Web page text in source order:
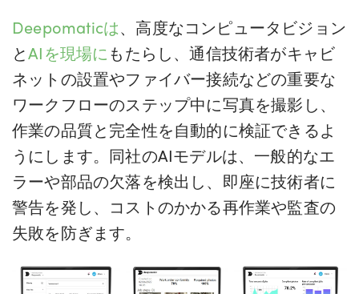
Deepomaticは、高度なコンピュータビジョン
とAIを現場にもたらし、通信技術者がキャビ
ネットの設置やファイバー接続などの重要な
ワークフローのステップ中に写真を撮影し、
作業の品質と完全性を自動的に検証できるよ
うにします。同社のAIモデルは、一般的なエ
ラーや部品の欠落を検出し、即座に技術者に
警告を発し、コストのかかる再作業や監査の
失敗を防ぎます。